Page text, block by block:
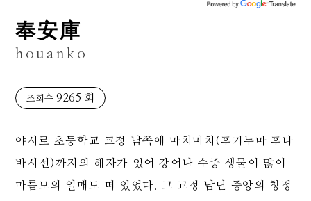
奉安庫
houanko
조회수 9265 회
야시로 초등학교 교정 남쪽에 마치미치(후카누마 후나
바시선)까지의 해자가 있어 강어나 수중 생물이 많이
마름모의 열매도 떠 있었다. 그 교정 남단 중앙의 청정